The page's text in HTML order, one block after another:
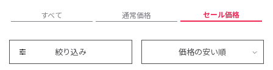
すべて 通常価格 セール価格
絞り込み 価格の安い順